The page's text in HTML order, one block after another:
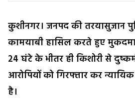
कुशीनगर। जनपद की तरयासुजान
कामयाबी हासिल करते हुए
24 घंटे के भीतर ही किशोरी से
आरोपियों को गिरफ्तार कर
है।